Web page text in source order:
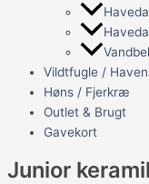
Vildtfugle /
Høns / Fjerkræ
Outlet & Brugt
Gavekort
Junior